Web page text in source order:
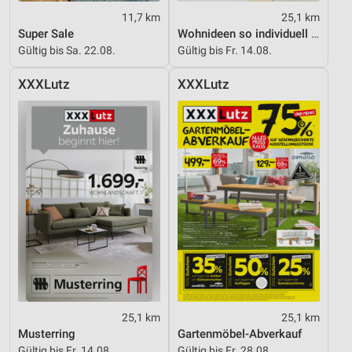
11,7 km
Super Sale
Gültig bis Sa. 22.08.
25,1 km
Wohnideen so individuell wie du!
Gültig bis Fr. 14.08.
XXXLutz
25,1 km
Musterring
XXXLutz
25,1 km
Gartenmöbel-Abverkauf
Performance
Funktional
Werbung